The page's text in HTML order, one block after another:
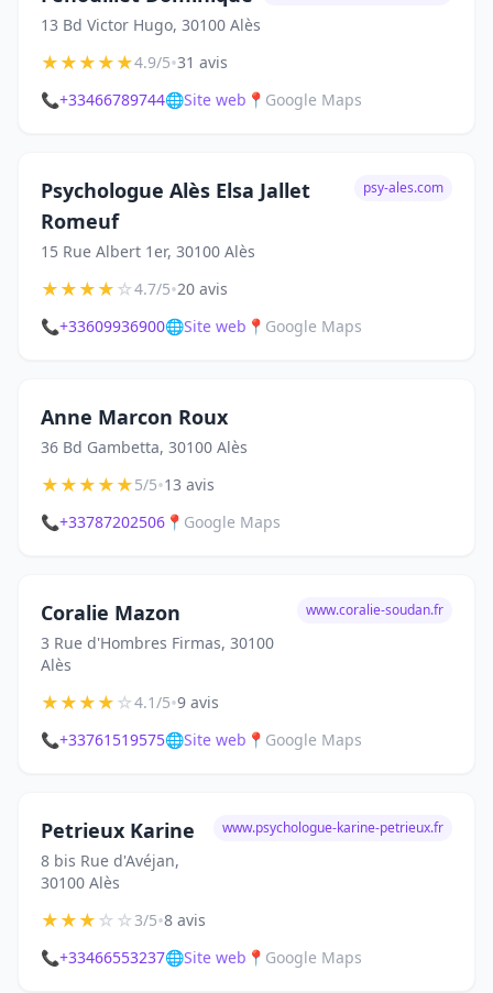
13 Bd Victor Hugo, 30100 Alès
★★★★★4.9/5•31 avis
📞+33466789744🌐Site web 📍 Google Maps
Psychologue Alès Elsa Jallet
Romeuf
15 Rue Albert 1er, 30100 Alès
psy-ales.com
★★★★☆4.7/5•20 avis
📞+33609936900🌐Site web 📍 Google Maps
Anne Marcon Roux
36 Bd Gambetta, 30100 Alès
★★★★★5/5•13 avis
📞+33787202506 📍 Google Maps
Coralie Mazon
3 Rue d'Hombres Firmas, 30100
Alès
www.coralie-soudan.fr
★★★★☆4.1/5•9 avis
📞+33761519575🌐Site web 📍 Google Maps
Petrieux Karine
8 bis Rue d'Avéjan,
30100 Alès
www.psychologue-karine-petrieux.fr
★★★☆☆3/5•8 avis
📞+33466553237🌐Site web 📍 Google Maps